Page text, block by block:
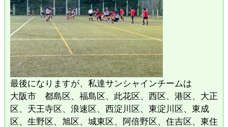
最後になりますが、私達サンシャインチームは
大阪市 都島区、福島区、此花区、西区、港区、大正
区、天王寺区、浪速区、西淀川区、東淀川区、東成
区、生野区、旭区、城東区、阿倍野区、住吉区、東住